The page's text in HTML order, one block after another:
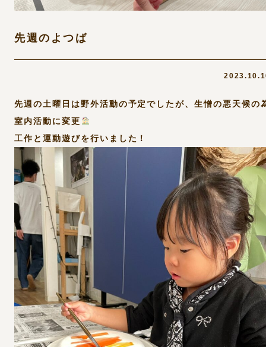
先週のよつば
先週の土曜日は野外活動の予定でしたが、生憎の悪天候の
室内活動に変更
工作と運動遊びを行いました！